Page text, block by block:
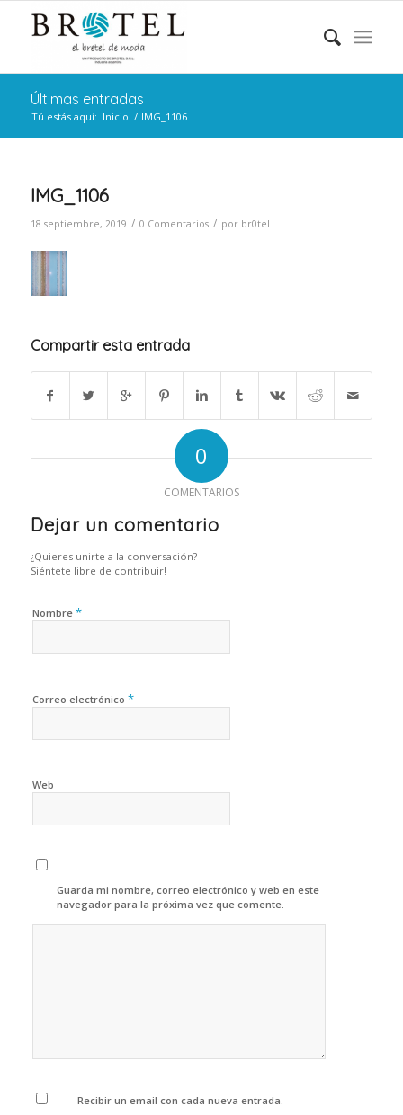
Últimas entradas
Tú estás aquí: Inicio / IMG_1106
IMG_1106
18 septiembre, 2019 / 0 Comentarios / por br0tel
Compartir esta entrada
0
COMENTARIOS
Dejar un comentario
¿Quieres unirte a la conversación?
Siéntete libre de contribuir!
Nombre *
Correo electrónico *
Web
Guarda mi nombre, correo electrónico y web en este
navegador para la próxima vez que comente.
Recibir un email con cada nueva entrada.